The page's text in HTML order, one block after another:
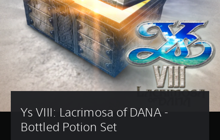
Ys VIII: Lacrimosa of DANA -
Bottled Potion Set